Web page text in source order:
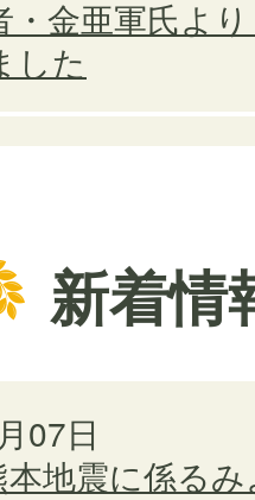
・金亜軍氏よ
した
新着情
07日
地震に係る